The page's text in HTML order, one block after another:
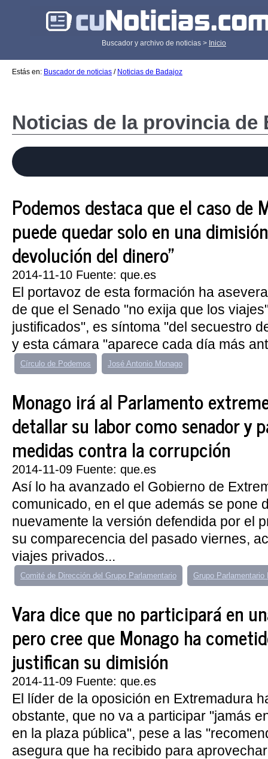
Buscador y archivo de noticias > Inicio
Estás en: Buscador de noticias / Noticias de Badajoz
Noticias de la provincia de
Podemos destaca que el caso de
puede quedar solo en una
devolución del dinero"
2014-11-10 Fuente: que.es
El portavoz de esta formación ha
de que el Senado "no exija que los
justificados", es síntoma "del secuestro
y esta cámara "aparece cada día más
Círculo de Podemos José Antonio Monago
Monago irá al Parlamento
detallar su labor como senador y
medidas contra la corrupción
2014-11-09 Fuente: que.es
Así lo ha avanzado el Gobierno de
comunicado, en el que además se pone
nuevamente la versión defendida por el
su comparecencia del pasado viernes,
viajes privados...
Comité de Dirección del Grupo Parlamentario Grupo Parlamentario
Vara dice que no participará en
pero cree que Monago ha
justifican su dimisión
2014-11-09 Fuente: que.es
El líder de la oposición en Extremadura
obstante, que no va a participar "jamás
en la plaza pública", pese a las
asegura que ha recibido para